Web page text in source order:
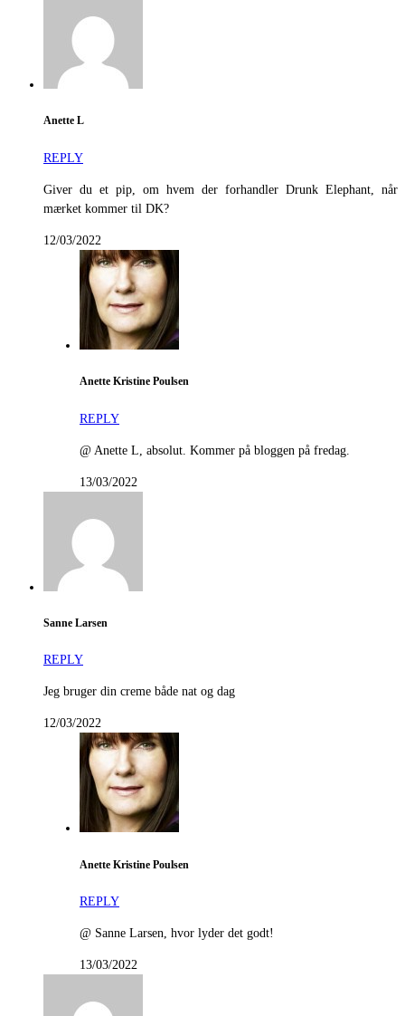
Anette L
REPLY
Giver du et pip, om hvem der forhandler Drunk Elephant, når
mærket kommer til DK?
12/03/2022
Anette Kristine Poulsen
REPLY
@ Anette L, absolut. Kommer på bloggen på fredag.
13/03/2022
Sanne Larsen
REPLY
Jeg bruger din creme både nat og dag
12/03/2022
Anette Kristine Poulsen
REPLY
@ Sanne Larsen, hvor lyder det godt!
13/03/2022